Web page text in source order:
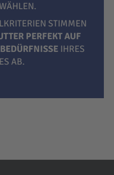
STIMMEN
PERFEKT AUF
IHRES
AB.